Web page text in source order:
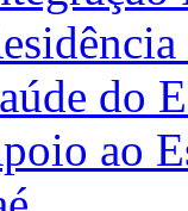
do
ao